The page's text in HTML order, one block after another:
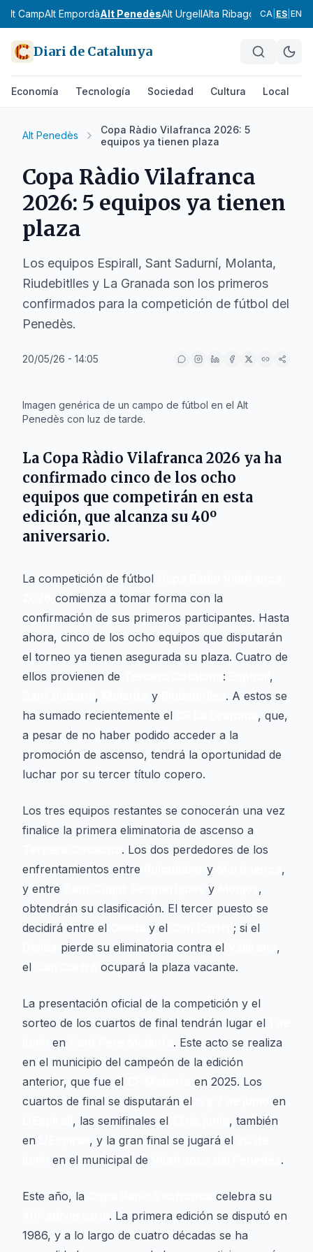
Alt CampAlt EmpordàAlt PenedèsAlt UrgellAlta RibagorçaAnoia
CA ES EN
Diari de Catalunya
Economía Tecnología Sociedad Cultura Local
Alt Penedès
Copa Ràdio Vilafranca 2026: 5
equipos ya tienen plaza
Copa Ràdio Vilafranca
2026: 5 equipos ya tienen
plaza
Los equipos Espirall, Sant Sadurní, Molanta,
Riudebitlles y La Granada son los primeros
confirmados para la competición de fútbol del
Penedès.
20/05/26 - 14:05
Imagen genérica de un campo de fútbol en el Alt
Penedès con luz de tarde.
La Copa Ràdio Vilafranca 2026 ya ha
confirmado cinco de los ocho
equipos que competirán en esta
edición, que alcanza su 40º
aniversario.
La competición de fútbol
comienza a tomar forma con la
confirmación de sus primeros participantes. Hasta
ahora, cinco de los ocho equipos que disputarán
el torneo ya tienen asegurada su plaza. Cuatro de
ellos provienen de
:
,
, y
. A estos se
ha sumado recientemente el
, que,
a pesar de no haber podido acceder a la
promoción de ascenso, tendrá la oportunidad de
luchar por su tercer título copero.
Los tres equipos restantes se conocerán una vez
finalice la primera eliminatoria de ascenso a
. Los dos perdedores de los
enfrentamientos entre
y
,
y entre
y
,
obtendrán su clasificación. El tercer puesto se
decidirá entre el
y el
; si el
pierde su eliminatoria contra el
,
el
ocupará la plaza vacante.
La presentación oficial de la competición y el
sorteo de los cuartos de final tendrán lugar el
en
. Este acto se realiza
en el municipio del campeón de la edición
anterior, que fue el
en 2025. Los
cuartos de final se disputarán el
en
, las semifinales el
, también
en
, y la gran final se jugará el
en el municipal de .
Este año, la
celebra su
. La primera edición se disputó en
1986, y a lo largo de cuatro décadas se ha